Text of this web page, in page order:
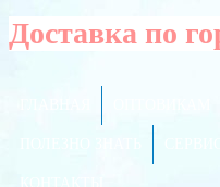
Доставка по